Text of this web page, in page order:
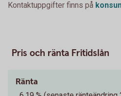
Kontaktuppgifter finns på
Pris och ränta Fritidslån
Ränta